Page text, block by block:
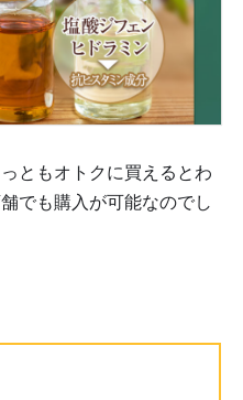
ともオトクに買えるとわ
でも購入が可能なのでし